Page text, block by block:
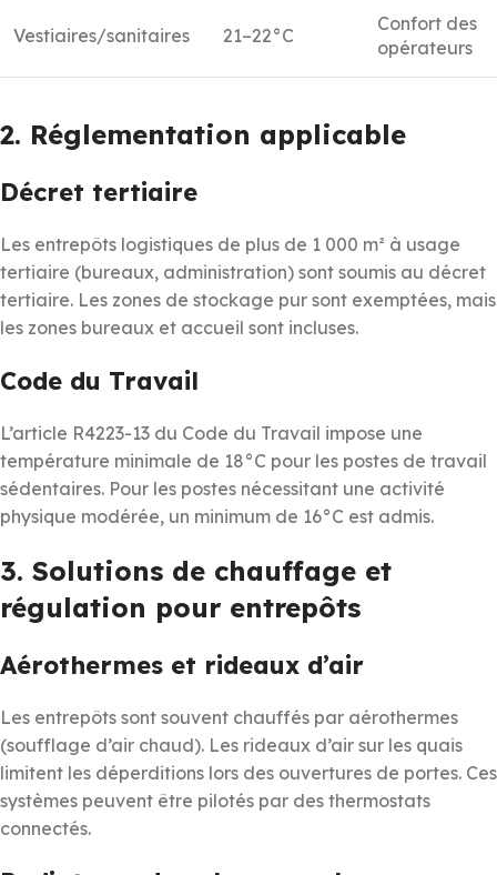
Vestiaires/sanitaires 21–22°C
Confort des
opérateurs
2. Réglementation applicable
Décret tertiaire
Les entrepôts logistiques de plus de 1 000 m² à usage
tertiaire (bureaux, administration) sont soumis au décret
tertiaire. Les zones de stockage pur sont exemptées, mais
les zones bureaux et accueil sont incluses.
Code du Travail
L’article R4223-13 du Code du Travail impose une
température minimale de 18°C pour les postes de travail
sédentaires. Pour les postes nécessitant une activité
physique modérée, un minimum de 16°C est admis.
3. Solutions de chauffage et
régulation pour entrepôts
Aérothermes et rideaux d’air
Les entrepôts sont souvent chauffés par aérothermes
(soufflage d’air chaud). Les rideaux d’air sur les quais
limitent les déperditions lors des ouvertures de portes. Ces
systèmes peuvent être pilotés par des thermostats
connectés.